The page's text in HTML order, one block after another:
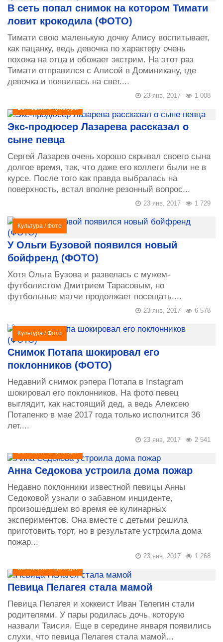
В сеть попал снимок на котором Тимати
ловит крокодила (ФОТО)
Тимати свою маленькую дочку Алису воспитывает,
как пацанку, ведь девочка по характеру очень
похожа на отца и обожает экстрим. На этот раз
Тимати отправился с Алисой в Доминикану, где
девочка и появилась на свет....
1 008
23 янв, 2017
Всі новини/Культура
Экс-продюсер Лазарева рассказал о
сыне певца
Сергей Лазарев очень хорошо скрывал своего сына
долгое время, так, что даже его коллеги были не в
курсе. После того как правда выбралась на
поверхность, встал вполне резонный вопрос...
1 729
23 янв, 2017
Культура /Фото
У Ольги Бузовой появился новый
бойфренд (ФОТО)
Хотя Ольга Бузова и развелась с мужем-
футболистом Дмитрием Тарасовым, но
футбольные матчи продолжает посещать....
6 578
23 янв, 2017
Культура /Фото
Снимок Потапа шокировал его
поклонников (ФОТО)
Недавний снимок рэпера Потапа в Instagram
шокировал его поклонников. На фото певец
выглядит, как настоящий дед, а ведь Алексею
Потапенко в мае 2017 года только исполнится 36
лет....
2 541
23 янв, 2017
Всі новини/Культура
Анна Седокова устроила дома пожар
Недавно поклонники известной певицы Анны
Седоковой узнали о забавном инциденте,
произошедшем во время ее кулинарных
экспериментов. Она вместе с детьми решила
приготовить торт, но в результате устроила дома
пожар...
1 268
23 янв, 2017
Всі новини/Культура
Певица Пелагея стала мамой
Певица Пелагея и хоккеист Иван Телегин стали
родителями. У пары родилась дочь, которую
назвали Таисия. Еще в середине января появились
слухи, что певица Пелагея стала мамой...